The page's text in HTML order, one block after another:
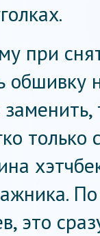
при
обшивку
только
это